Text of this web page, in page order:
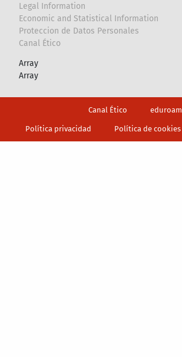
Legal Information
Economic and Statistical Information
Proteccion de Datos Personales
Canal Ético
Array
Array
Canal Ético eduroam
Política privacidad Política de cookies